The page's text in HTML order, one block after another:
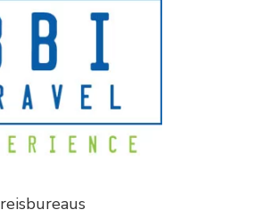
reisbureaus